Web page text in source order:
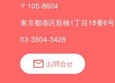
〒105-8604
東京都港区新橋1丁目18番6号
03-3504-3428
お問合せ